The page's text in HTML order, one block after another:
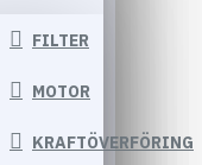
FILTER
MOTOR
KRAFTÖVERFÖRING